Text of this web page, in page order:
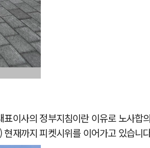
이사의 정부지침이란 이유로 노사
재까지 피켓시위를 이어가고 있습니